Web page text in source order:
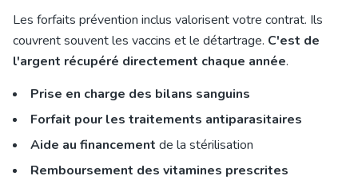
Les forfaits prévention inclus valorisent votre contrat. Ils
couvrent souvent les vaccins et le détartrage. C'est de
l'argent récupéré directement chaque année.
Prise en charge des bilans sanguins
Forfait pour les traitements antiparasitaires
Aide au financement de la stérilisation
Remboursement des vitamines prescrites